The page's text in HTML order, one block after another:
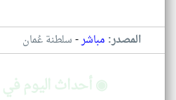
المصدر: مباشر-سلطنة عُمان
◉ أحداث اليوم